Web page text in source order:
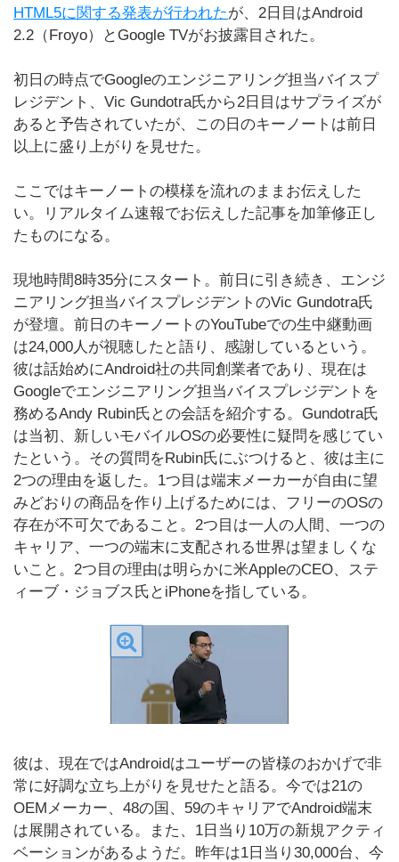
HTML5に関する発表が行われたが、2日目はAndroid
2.2（Froyo）とGoogle TVがお披露目された。
初日の時点でGoogleのエンジニアリング担当バイスプ
レジデント、Vic Gundotra氏から2日目はサプライズが
あると予告されていたが、この日のキーノートは前日
以上に盛り上がりを見せた。
ここではキーノートの模様を流れのままお伝えした
い。リアルタイム速報でお伝えした記事を加筆修正し
たものになる。
現地時間8時35分にスタート。前日に引き続き、エンジ
ニアリング担当バイスプレジデントのVic Gundotra氏
が登壇。前日のキーノートのYouTubeでの生中継動画
は24,000人が視聴したと語り、感謝しているという。
彼は話始めにAndroid社の共同創業者であり、現在は
Googleでエンジニアリング担当バイスプレジデントを
務めるAndy Rubin氏との会話を紹介する。Gundotra氏
は当初、新しいモバイルOSの必要性に疑問を感じてい
たという。その質問をRubin氏にぶつけると、彼は主に
2つの理由を返した。1つ目は端末メーカーが自由に望
みどおりの商品を作り上げるためには、フリーのOSの
存在が不可欠であること。2つ目は一人の人間、一つの
キャリア、一つの端末に支配される世界は望ましくな
いこと。2つ目の理由は明らかに米AppleのCEO、ステ
ィーブ・ジョブス氏とiPhoneを指している。
彼は、現在ではAndroidはユーザーの皆様のおかげで非
常に好調な立ち上がりを見せたと語る。今では21の
OEMメーカー、48の国、59のキャリアでAndroid端末
は展開されている。また、1日当り10万の新規アクティ
ベーションがあるようだ。昨年は1日当り30,000台、今